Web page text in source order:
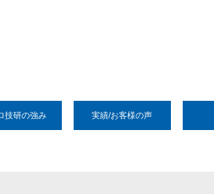
技研の強み 実績/お客様の声